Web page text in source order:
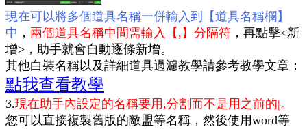
現在可以將多個道具名稱一併輸入到【道具名稱欄 】
中 ， 兩個道具名稱中間需輸入【,】分隔符 ，再點擊<新
增> ，助手就會自動逐條新增。
其他白裝名稱以及詳細道具過濾教學請參考教學文章：
點我查看教學
3.現在助手內設定的名稱要用,分割而不是用之前的|。
您可以直接複製舊版的敵盟等名稱，然後使用word等